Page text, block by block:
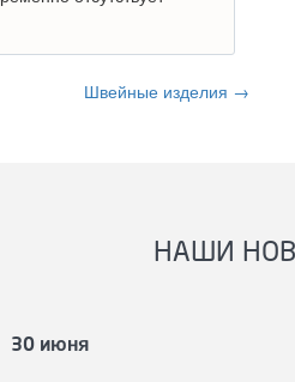
Швейные изделия →
НАШИ
30 июня